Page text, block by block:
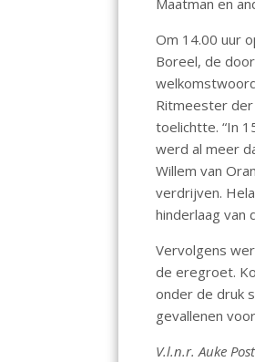
k p
Om 14.00 uur
Boreel, de
Ritmeester
toelichtte. “In
werd al meer
Willem van
verdrijven.
hinderlaag van
Vervolgens
de eregroet.
onder de druk
gevallenen
V.l.n.r. Auke